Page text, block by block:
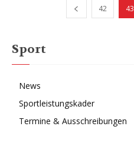
42 43
Sport
News
Sportleistungskader
Termine & Ausschreibungen